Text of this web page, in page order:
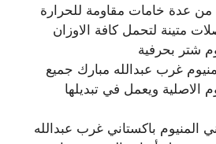
من عدة خامات مقاومة للحرارة
متينة لتحمل كافة الاوزان
شتر بحرفية
غرب عبدالله مبارك جميع
الاصلية ويعمل في تبديلها
المنيوم باكستاني غرب عبدالله